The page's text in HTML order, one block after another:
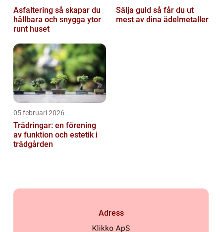
Asfaltering så skapar du
hållbara och snygga ytor
runt huset
Sälja guld så får du ut
mest av dina ädelmetaller
05 februari 2026
Trädringar: en förening
av funktion och estetik i
trädgården
Adress